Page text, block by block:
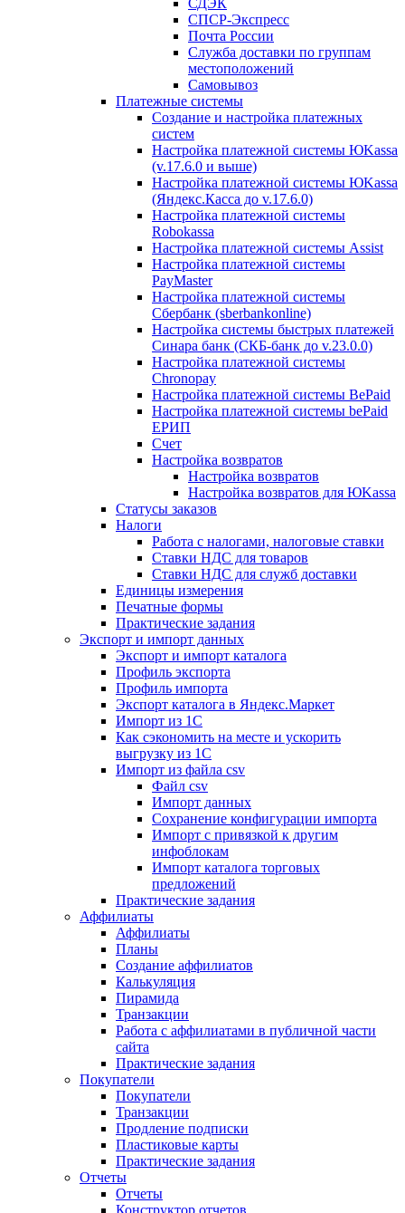
СДЭК
СПСР-Экспресс
Почта России
Служба доставки по группам
местоположений
Самовывоз
Платежные системы
Создание и настройка платежных
систем
Настройка платежной системы ЮKassa
(v.17.6.0 и выше)
Настройка платежной системы ЮKassa
(Яндекс.Касса до v.17.6.0)
Настройка платежной системы
Robokassa
Настройка платежной системы Assist
Настройка платежной системы
PayMaster
Настройка платежной системы
Сбербанк (sberbankonline)
Настройка системы быстрых платежей
Синара банк (СКБ-банк до v.23.0.0)
Настройка платежной системы
Chronopay
Настройка платежной системы BePaid
Настройка платежной системы bePaid
ЕРИП
Счет
Настройка возвратов
Настройка возвратов
Настройка возвратов для ЮKassa
Статусы заказов
Налоги
Работа с налогами, налоговые ставки
Ставки НДС для товаров
Ставки НДС для служб доставки
Единицы измерения
Печатные формы
Практические задания
Экспорт и импорт данных
Экспорт и импорт каталога
Профиль экспорта
Профиль импорта
Экспорт каталога в Яндекс.Маркет
Импорт из 1С
Как сэкономить на месте и ускорить
выгрузку из 1С
Импорт из файла csv
Файл csv
Импорт данных
Сохранение конфигурации импорта
Импорт с привязкой к другим
инфоблокам
Импорт каталога торговых
предложений
Практические задания
Аффилиаты
Аффилиаты
Планы
Создание аффилиатов
Калькуляция
Пирамида
Транзакции
Работа с аффилиатами в публичной части
сайта
Практические задания
Покупатели
Покупатели
Транзакции
Продление подписки
Пластиковые карты
Практические задания
Отчеты
Отчеты
Конструктор отчетов